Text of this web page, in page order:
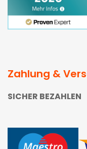
Zahlung &
SICHER BEZAHLEN